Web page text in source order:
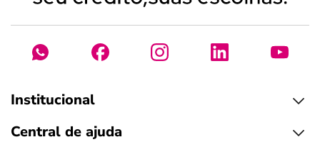
Institucional
Central de ajuda